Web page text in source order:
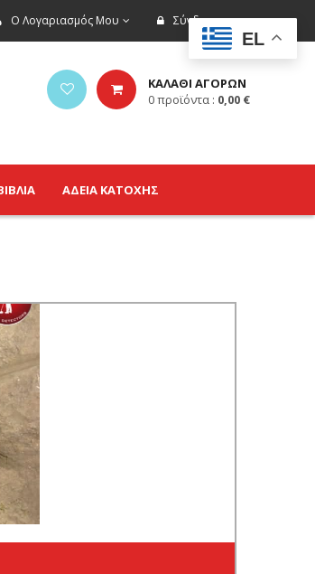
Σύνδεση
Ο Λογαριασμός Μου
ΚΑΛΑΘΙ ΑΓΟΡΩΝ
0προϊόντα : 0,00 €
ΑΔΕΙΑ ΚΑΤΟΧΗΣ
EL